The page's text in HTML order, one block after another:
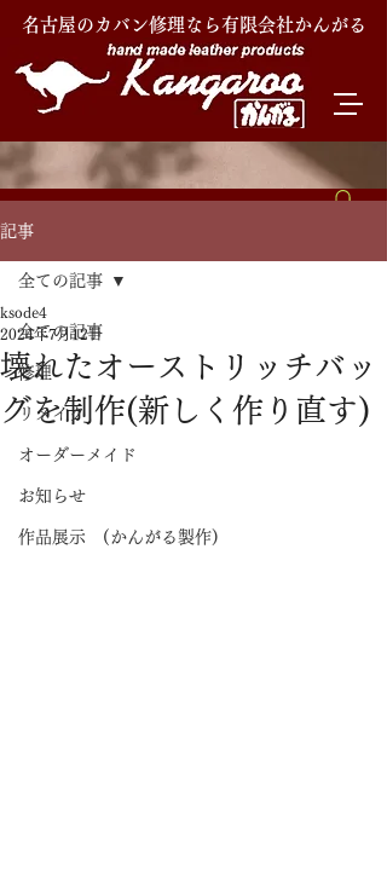
名古屋のカバン修理なら有限会社かんがる
記事
全ての記事
修理
リメイク
オーダーメイド
お知らせ
作品展示 (かんがる製作)
全ての記事
壊れたオーストリッチバッ
グを制作(新しく作り直す)
ksode4
2024年7月12日